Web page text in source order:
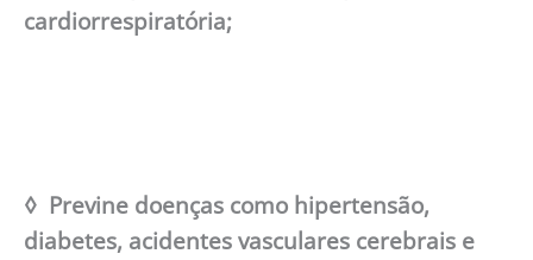
cardiorrespiratória;
◊ Previne doenças como hipertensão,
diabetes, acidentes vasculares cerebrais e